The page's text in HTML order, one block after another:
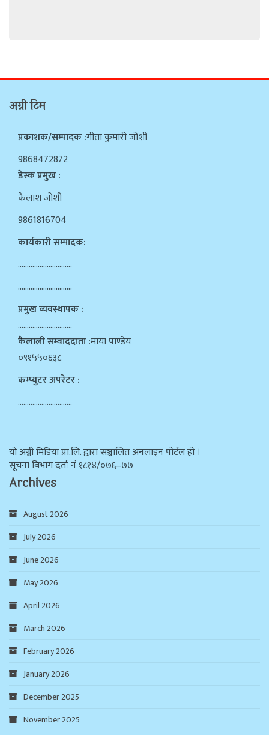
अग्नी टिम
प्रकाशक/सम्पादक :गीता कुमारी जोशी
9868472872
डेस्क प्रमुख :
कैलाश जोशी
9861816704
कार्यकारी सम्पादक:
…………………………
…………………………
प्रमुख व्यवस्थापक :
…………………………
कैलाली सम्वाददाता :माया पाण्डेय
०९१५५०६३८
कम्प्युटर अपरेटर :
…………………………
याे अग्नी मिडिया प्रा.लि. द्वारा सञ्चालित अनलाइन पोर्टल हो ।
सूचना बिभाग दर्ता न‌ं १८१४/०७६–७७
Archives
August 2026
July 2026
June 2026
May 2026
April 2026
March 2026
February 2026
January 2026
December 2025
November 2025